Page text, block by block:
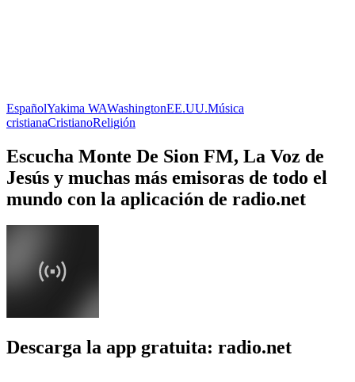
EspañolYakima WAWashingtonEE.UU.Música
cristianaCristianoReligión
Escucha Monte De Sion FM, La Voz de
Jesús y muchas más emisoras de todo el
mundo con la aplicación de radio.net
Descarga la app gratuita: radio.net